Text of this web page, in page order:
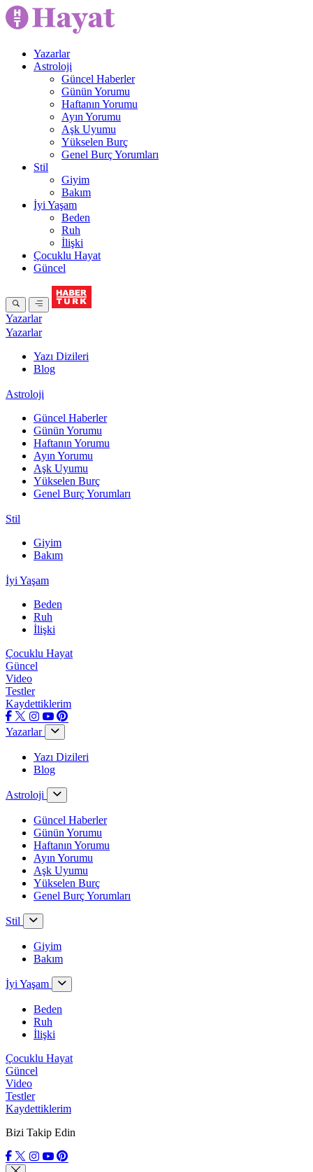
Yazarlar
Astroloji
Güncel Haberler
Günün Yorumu
Haftanın Yorumu
Ayın Yorumu
Aşk Uyumu
Yükselen Burç
Genel Burç Yorumları
Stil
Giyim
Bakım
İyi Yaşam
Beden
Ruh
İlişki
Çocuklu Hayat
Güncel
Yazarlar
Yazarlar
Yazı Dizileri
Blog
Astroloji
Güncel Haberler
Günün Yorumu
Haftanın Yorumu
Ayın Yorumu
Aşk Uyumu
Yükselen Burç
Genel Burç Yorumları
Stil
Giyim
Bakım
İyi Yaşam
Beden
Ruh
İlişki
Çocuklu Hayat
Güncel
Video
Testler
Kaydettiklerim
Yazarlar
Yazı Dizileri
Blog
Astroloji
Güncel Haberler
Günün Yorumu
Haftanın Yorumu
Ayın Yorumu
Aşk Uyumu
Yükselen Burç
Genel Burç Yorumları
Stil
Giyim
Bakım
İyi Yaşam
Beden
Ruh
İlişki
Çocuklu Hayat
Güncel
Video
Testler
Kaydettiklerim
Bizi Takip Edin